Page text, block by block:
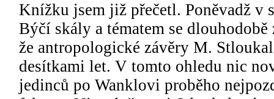
Knížku jsem již přečetl. Poněvadž v
Býčí skály a tématem se
že antropologické závěry M.
desítkami let. V tomto ohledu nic
jedinců po Wanklovi proběho